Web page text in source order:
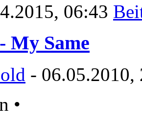
06:43
My Same
- 06.05.2010,
•